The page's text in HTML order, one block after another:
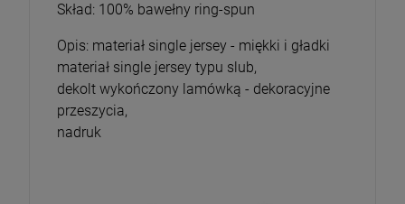
Skład: 100% bawełny ring-spun
Opis: materiał single jersey - miękki i gładki
materiał single jersey typu slub,
dekolt wykończony lamówką - dekoracyjne
przeszycia,
nadruk